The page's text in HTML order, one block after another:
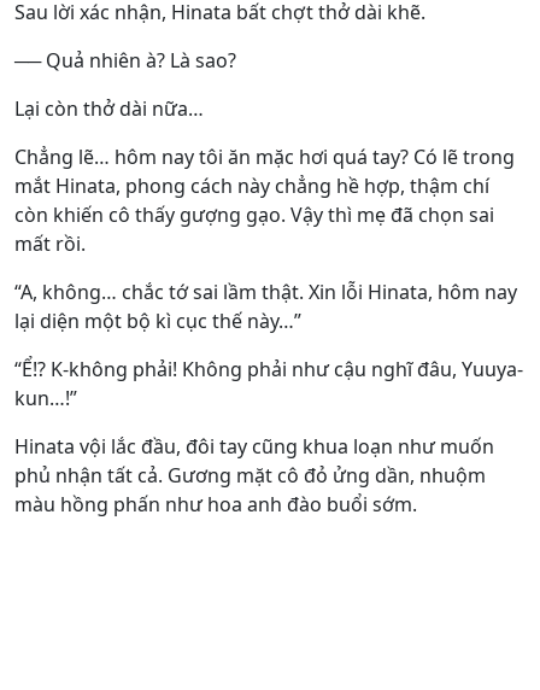
Sau lời xác nhận, Hinata bất chợt thở dài khẽ.
── Quả nhiên à? Là sao?
Lại còn thở dài nữa…
Chẳng lẽ… hôm nay tôi ăn mặc hơi quá tay? Có lẽ trong
mắt Hinata, phong cách này chẳng hề hợp, thậm chí
còn khiến cô thấy gượng gạo. Vậy thì mẹ đã chọn sai
mất rồi.
“A, không… chắc tớ sai lầm thật. Xin lỗi Hinata, hôm nay
lại diện một bộ kì cục thế này…”
“Ể!? K-không phải! Không phải như cậu nghĩ đâu, Yuuya-
kun…!”
Hinata vội lắc đầu, đôi tay cũng khua loạn như muốn
phủ nhận tất cả. Gương mặt cô đỏ ửng dần, nhuộm
màu hồng phấn như hoa anh đào buổi sớm.